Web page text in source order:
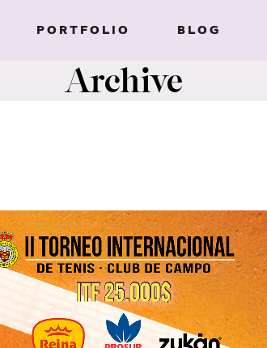
PORTFOLIO BLOG
Archive